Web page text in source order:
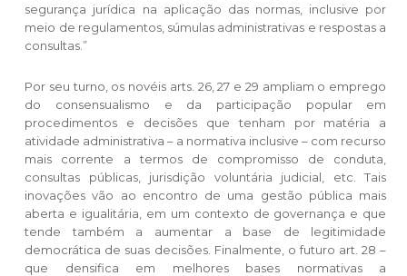
segurança jurídica na aplicação das normas, inclusive por
meio de regulamentos, súmulas administrativas e respostas a
consultas.”
Por seu turno, os novéis arts. 26, 27 e 29 ampliam o emprego
do consensualismo e da participação popular em
procedimentos e decisões que tenham por matéria a
atividade administrativa – a normativa inclusive – com recurso
mais corrente a termos de compromisso de conduta,
consultas públicas, jurisdição voluntária judicial, etc. Tais
inovações vão ao encontro de uma gestão pública mais
aberta e igualitária, em um contexto de governança e que
tende também a aumentar a base de legitimidade
democrática de suas decisões. Finalmente, o futuro art. 28 –
que densifica em melhores bases normativas a